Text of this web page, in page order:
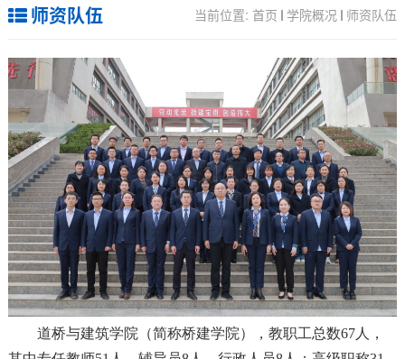
师资队伍 当前位置:首页 学院概况 师资队伍
道桥与建筑学院（简称桥建学院）， 教职工总数67人，